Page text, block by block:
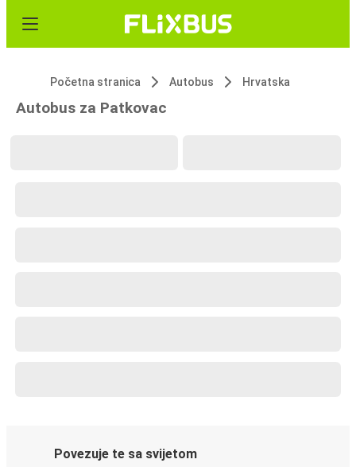
Početna stranica Autobus Hrvatska
Autobus za Patkovac
Povezuje te sa svijetom